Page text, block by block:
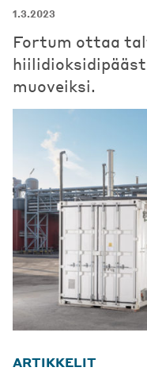
1.3.2023
Fortum ottaa
muoveiksi.
ARTIKKELIT